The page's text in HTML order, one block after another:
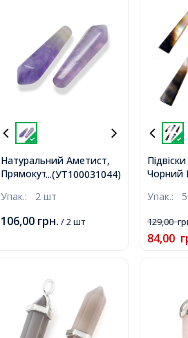
...(УТ100031044)
Натуральний Аметист,
Прямокутні, Грановані,
Упак.: 2 шт
106,00 грн. / 2 шт
Чорний
Отвір
Упак.:
129,00
84,00